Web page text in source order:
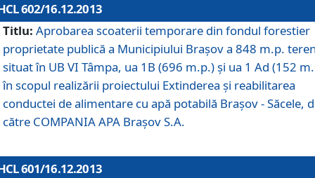
602/16.12.2013
Titlu: Aprobarea scoaterii temporare din fondul forestier
proprietate publică a Municipiului Braşov a 848 m.p.
situat în UB VI Tâmpa, ua 1B (696 m.p.) şi ua 1 Ad (152
în scopul realizării proiectului Extinderea şi reabilitarea
conductei de alimentare cu apă potabilă Braşov - Săcele,
către COMPANIA APA Braşov S.A.
601/16.12.2013